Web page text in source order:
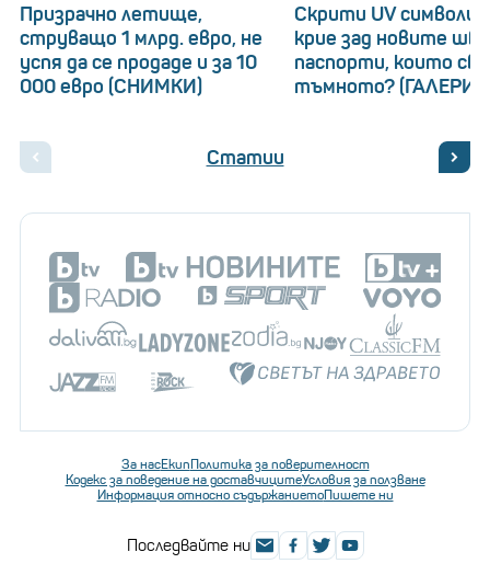
Призрачно летище,
струващо 1 млрд. евро, не
успя да се продаде и за 10
000 евро (СНИМКИ)
Скрити UV символи:
крие зад новите
паспорти, които
тъмното?
Статии
За насЕкипПолитика за поверителност
Кодекс за поведение на доставчицитеУсловия за ползване
Информация относно съдържаниетоПишете ни
Последвайте ни